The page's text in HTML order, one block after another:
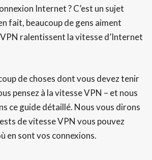
Internet ? C’est un sujet
fait, beaucoup de gens aiment
ralentissent la vitesse d’Internet
de choses dont vous devez tenir
pensez à la vitesse VPN – et nous
ce guide détaillé. Nous vous dirons
de vitesse VPN vous pouvez
en sont vos connexions.